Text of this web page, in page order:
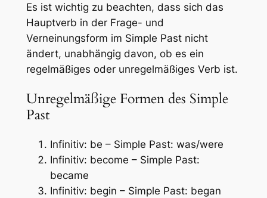
Es ist wichtig zu beachten, dass sich das
Hauptverb in der Frage- und
Verneinungsform im Simple Past nicht
ändert, unabhängig davon, ob es ein
regelmäßiges oder unregelmäßiges Verb ist.
Unregelmäßige Formen des Simple
Past
Infinitiv: be – Simple Past: was/were
Infinitiv: become – Simple Past:
became
Infinitiv: begin – Simple Past: began